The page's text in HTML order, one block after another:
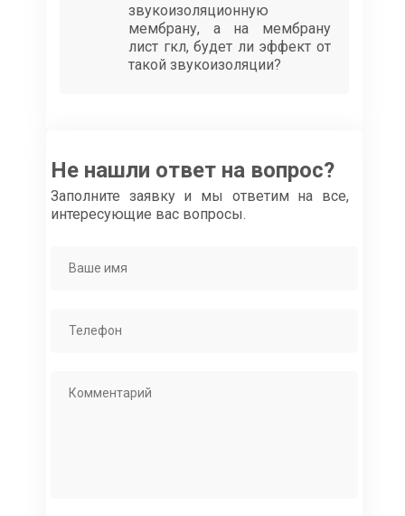
звукоизоляционную
мембрану, а на мембрану
лист гкл, будет ли эффект от
такой звукоизоляции?
Не нашли ответ на вопрос?
Заполните заявку и мы ответим на все,
интересующие вас вопросы.